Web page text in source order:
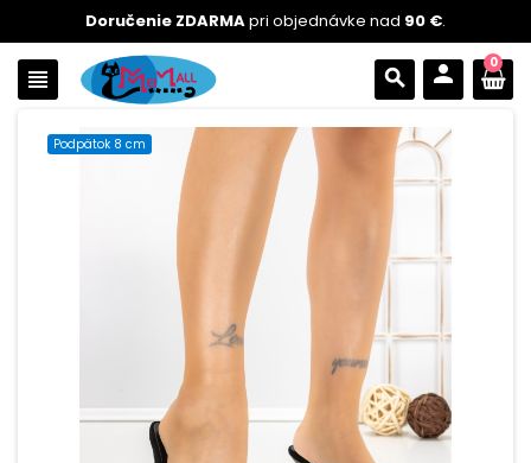
Doručenie ZDARMApri objednávke nad 90 €.
view_headline search person 0
Podpätok 8 cm